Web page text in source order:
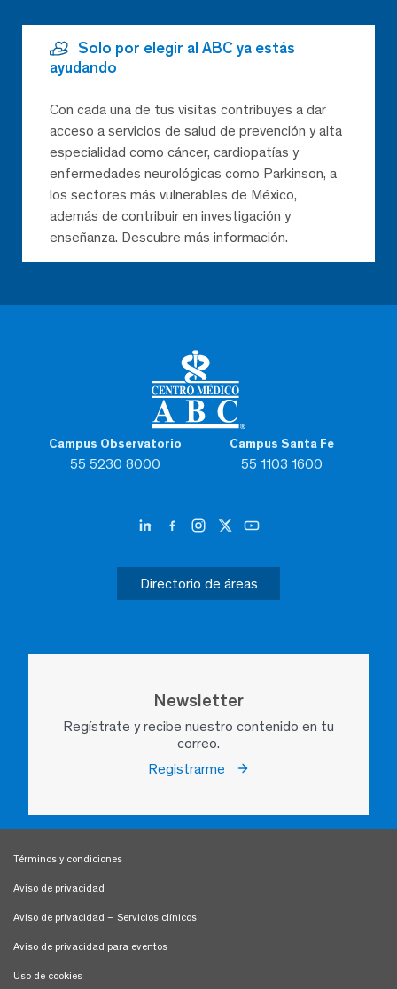
Campus Observatorio
55 5230 8000
Campus Santa Fe
55 1103 1600
Directorio de áreas
Newsletter
Regístrate y recibe nuestro contenido en tu
correo.
Registrarme
Solo por elegir al ABC ya estás
ayudando
Con cada una de tus visitas contribuyes a dar
acceso a servicios de salud de prevención y alta
especialidad como cáncer, cardiopatías y
enfermedades neurológicas como Parkinson, a
los sectores más vulnerables de México,
además de contribuir en investigación y
enseñanza. Descubre más información.
Términos y condiciones
Aviso de privacidad
Aviso de privacidad – Servicios clínicos
Aviso de privacidad para eventos
Uso de cookies